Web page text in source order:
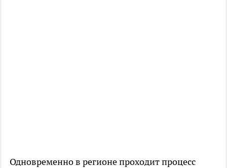
Одновременно в регионе проходит процесс